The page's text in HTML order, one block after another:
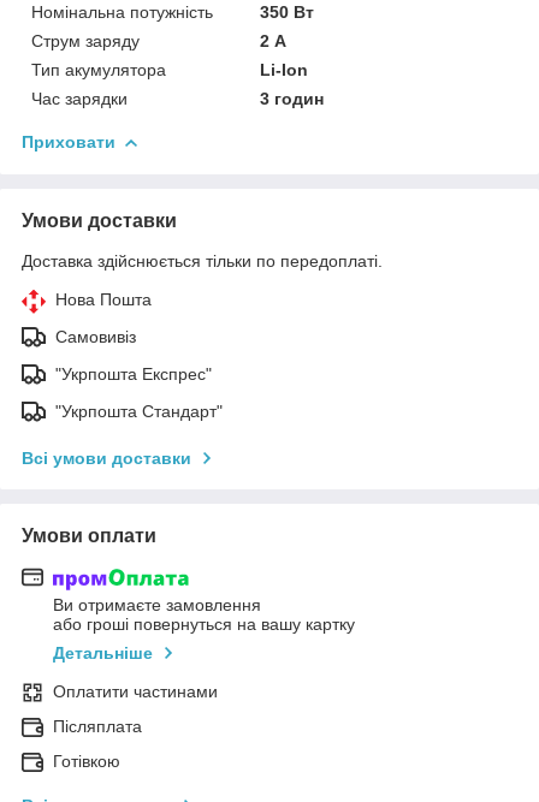
Номінальна потужність
350 Вт
Струм заряду
2 А
Тип акумулятора
Li-Ion
Час зарядки
3 годин
Приховати
Умови доставки
Доставка здійснюється тільки по передоплаті.
Нова Пошта
Самовивіз
"Укрпошта Експрес"
"Укрпошта Стандарт"
Всі умови доставки
Умови оплати
Ви отримаєте замовлення
або гроші повернуться на вашу картку
Детальніше
Оплатити частинами
Післяплата
Готівкою